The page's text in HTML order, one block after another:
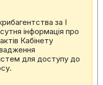
за І
інформація про
Кабінету
для доступу до